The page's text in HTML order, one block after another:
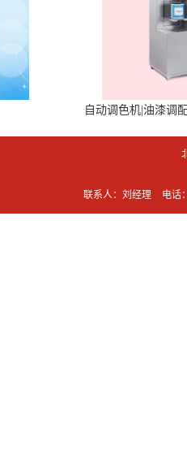
自动调色机|油漆调
联系人：刘经理 电话